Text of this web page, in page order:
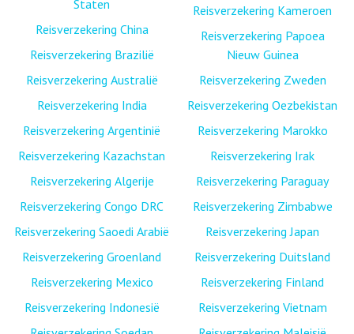
Staten
Reisverzekering China
Reisverzekering Brazilië
Reisverzekering Australië
Reisverzekering India
Reisverzekering Argentinië
Reisverzekering Kazachstan
Reisverzekering Algerije
Reisverzekering Congo DRC
Reisverzekering Saoedi Arabië
Reisverzekering Groenland
Reisverzekering Mexico
Reisverzekering Indonesië
Reisverzekering Kameroen
Reisverzekering Papoea
Nieuw Guinea
Reisverzekering Zweden
Reisverzekering Oezbekistan
Reisverzekering Marokko
Reisverzekering Irak
Reisverzekering Paraguay
Reisverzekering Zimbabwe
Reisverzekering Japan
Reisverzekering Duitsland
Reisverzekering Finland
Reisverzekering Vietnam